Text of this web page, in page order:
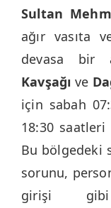
Sultan
ağır vasıta
devasa bir
Kavşağı ve
için sabah
18:30
Bu bölgedeki
sorunu,
girişi gibi